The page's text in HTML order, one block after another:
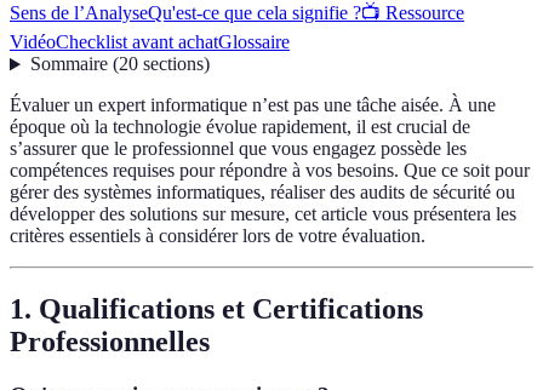
Sens de l’AnalyseQu'est-ce que cela signifie ?📺 Ressource
VidéoChecklist avant achatGlossaire
Sommaire(20 sections)
Évaluer un expert informatique n’est pas une tâche aisée. À une
époque où la technologie évolue rapidement, il est crucial de
s’assurer que le professionnel que vous engagez possède les
compétences requises pour répondre à vos besoins. Que ce soit pour
gérer des systèmes informatiques, réaliser des audits de sécurité ou
développer des solutions sur mesure, cet article vous présentera les
critères essentiels à considérer lors de votre évaluation.
1. Qualifications et Certifications
Professionnelles